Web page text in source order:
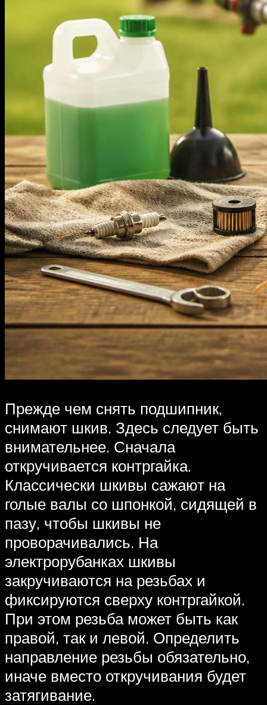
Прежде чем снять подшипник,
снимают шкив. Здесь следует быть
внимательнее. Сначала
откручивается контргайка.
Классически шкивы сажают на
голые валы со шпонкой, сидящей в
пазу, чтобы шкивы не
проворачивались. На
электрорубанках шкивы
закручиваются на резьбах и
фиксируются сверху контргайкой.
При этом резьба может быть как
правой, так и левой. Определить
направление резьбы обязательно,
иначе вместо откручивания будет
затягивание.